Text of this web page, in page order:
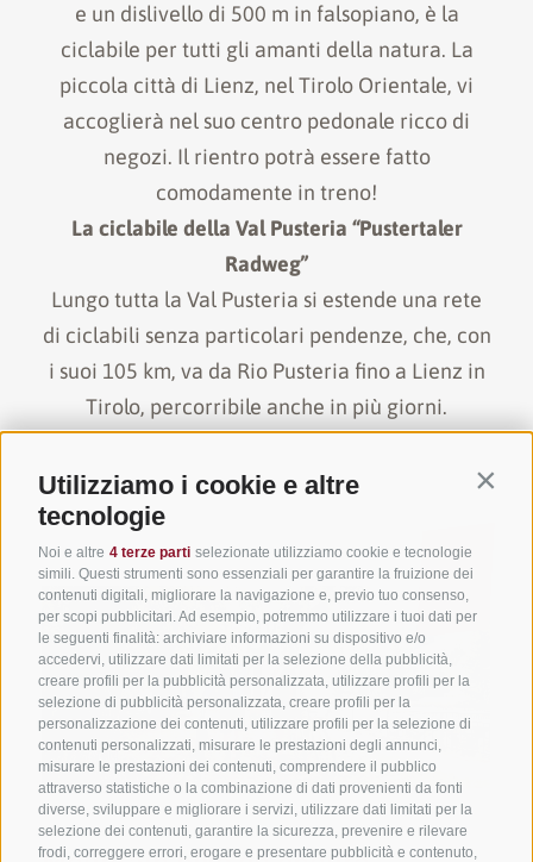
Utilizziamo i cookie e altre
tecnologie
Noi e altre 4 terze parti selezionate utilizziamo cookie e tecnologie
simili. Questi strumenti sono essenziali per garantire la fruizione dei
contenuti digitali, migliorare la navigazione e, previo tuo consenso,
per scopi pubblicitari. Ad esempio, potremmo utilizzare i tuoi dati per
le seguenti finalità: archiviare informazioni su dispositivo e/o
accedervi, utilizzare dati limitati per la selezione della pubblicità,
creare profili per la pubblicità personalizzata, utilizzare profili per la
selezione di pubblicità personalizzata, creare profili per la
personalizzazione dei contenuti, utilizzare profili per la selezione di
contenuti personalizzati, misurare le prestazioni degli annunci,
misurare le prestazioni dei contenuti, comprendere il pubblico
attraverso statistiche o la combinazione di dati provenienti da fonti
diverse, sviluppare e migliorare i servizi, utilizzare dati limitati per la
selezione dei contenuti, garantire la sicurezza, prevenire e rilevare
frodi, correggere errori, erogare e presentare pubblicità e contenuto,
e un dislivello di 500 m in falsopiano, è la
ciclabile per tutti gli amanti della natura. La
piccola città di Lienz, nel Tirolo Orientale, vi
accoglierà nel suo centro pedonale ricco di
negozi. Il rientro potrà essere fatto
comodamente in treno!
La ciclabile della Val Pusteria “Pustertaler
Radweg”
Lungo tutta la Val Pusteria si estende una rete
di ciclabili senza particolari pendenze, che, con
i suoi 105 km, va da Rio Pusteria fino a Lienz in
Tirolo, percorribile anche in più giorni.